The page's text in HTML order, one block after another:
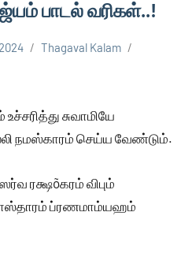
பாடல் வரிகள்..!
Thagaval Kalam
சுவாமியே
நமஸ்காரம் செய்ய வேண்டும்.
ரக்ஷõகரம் விபும்
ப்ரணமாம்யஹம்